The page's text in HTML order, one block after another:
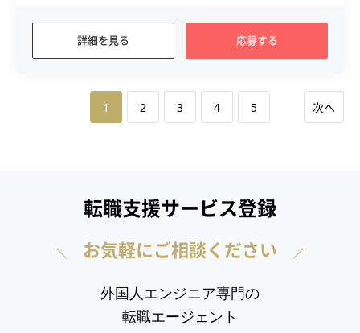
詳細を見る 応募する
1 2 3 4 5 次へ
転職支援サービス登録
お気軽にご相談ください
外国人エンジニア専門の
転職エージェント